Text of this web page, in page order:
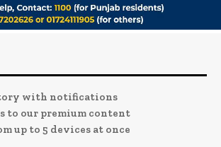
with notifications
to our premium content
up to 5 devices at once